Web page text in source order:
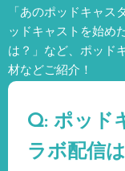
「あのポッドキャス
ッドキャストを始め
は？」など、 ポッド
材などご紹介！
Q: ポッド
ラボ配信